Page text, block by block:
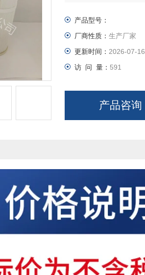
产品型号：
厂商性质： 生产厂家
更新时间： 2026-07-16
访 问 量： 591
产品咨询